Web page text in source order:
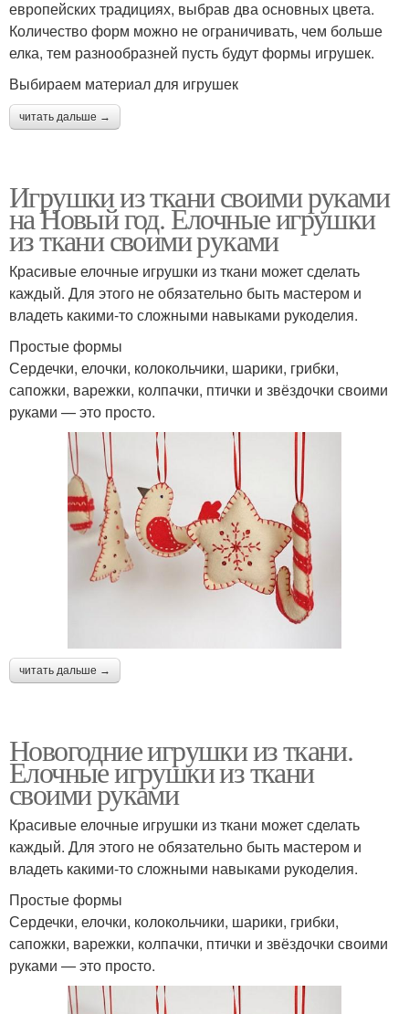
европейских традициях, выбрав два основных цвета.
Количество форм можно не ограничивать, чем больше
елка, тем разнообразней пусть будут формы игрушек.
Выбираем материал для игрушек
читать дальше →
Игрушки из ткани своими руками
на Новый год. Елочные игрушки
из ткани своими руками
Красивые елочные игрушки из ткани может сделать
каждый. Для этого не обязательно быть мастером и
владеть какими-то сложными навыками рукоделия.
Простые формы
Сердечки, елочки, колокольчики, шарики, грибки,
сапожки, варежки, колпачки, птички и звёздочки своими
руками — это просто.
читать дальше →
Новогодние игрушки из ткани.
Елочные игрушки из ткани
своими руками
Красивые елочные игрушки из ткани может сделать
каждый. Для этого не обязательно быть мастером и
владеть какими-то сложными навыками рукоделия.
Простые формы
Сердечки, елочки, колокольчики, шарики, грибки,
сапожки, варежки, колпачки, птички и звёздочки своими
руками — это просто.